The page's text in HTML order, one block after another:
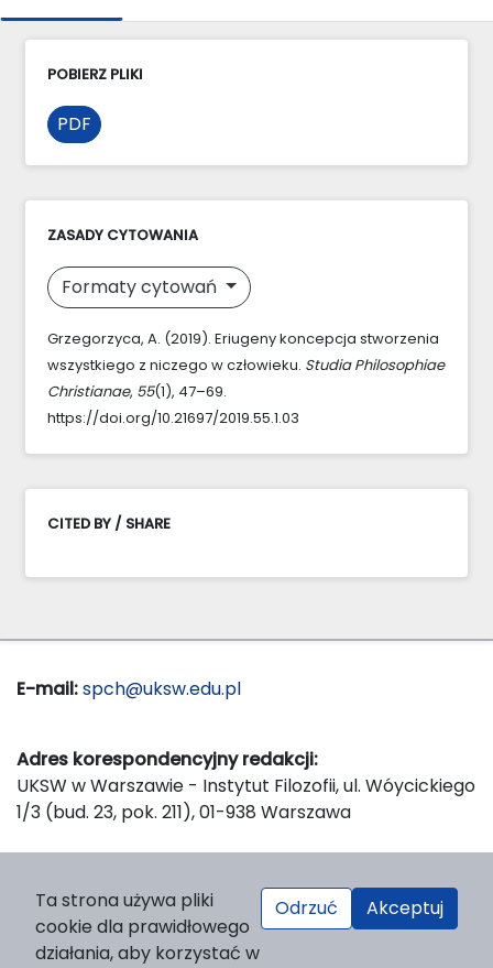
POBIERZ PLIKI
PDF
ZASADY CYTOWANIA
Formaty cytowań
Grzegorzyca, A. (2019). Eriugeny koncepcja stworzenia
wszystkiego z niczego w człowieku. Studia Philosophiae
Christianae, 55(1), 47–69.
https://doi.org/10.21697/2019.55.1.03
CITED BY / SHARE
E-mail:spch@uksw.edu.pl
Adres korespondencyjny redakcji:
UKSW w Warszawie - Instytut Filozofii, ul. Wóycickiego
1/3 (bud. 23, pok. 211), 01-938 Warszawa
Wydawnictwo Naukowe UKSW, ul. Dewajtis 5, domek
nr 2, 01-815 Warszawa
Strona WWW Wydawnictwa
Ta strona używa pliki
cookie dla prawidłowego
działania, aby korzystać w
Odrzuć Akceptuj